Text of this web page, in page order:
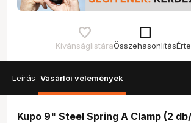
Kívánságlistára
check_box_outline_blank
Összehasonlítás
Leírás Vásárlói vélemények
Kupo 9" Steel Spring A Clamp (2